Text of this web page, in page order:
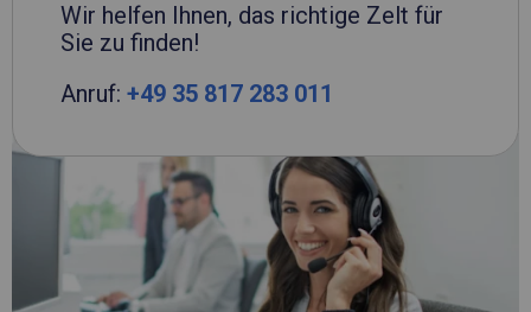
Wir helfen Ihnen, das richtige Zelt für
Sie zu finden!
Anruf: +49 35 817 283 011